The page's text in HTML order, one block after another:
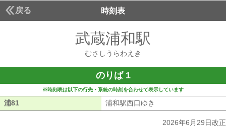
戻る 時刻表
武蔵浦和駅
むさしうらわえき
のりば 1
※時刻表は以下の行先・系統の時刻を合わせて表示しています
浦81 浦和駅西口ゆき
2026年6月29日改正